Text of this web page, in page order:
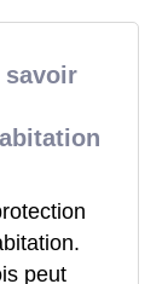
savoir
peut